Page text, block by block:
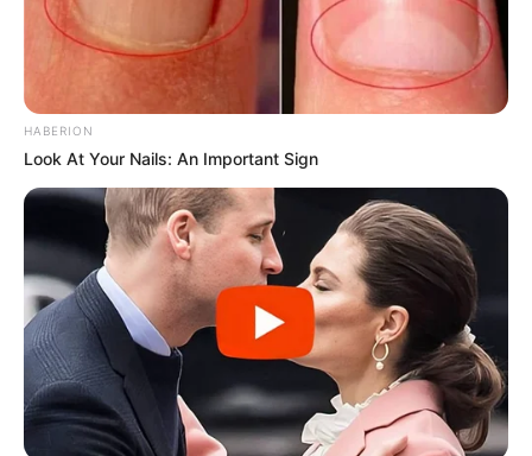
HABERION
Look At Your Nails: An Important Sign